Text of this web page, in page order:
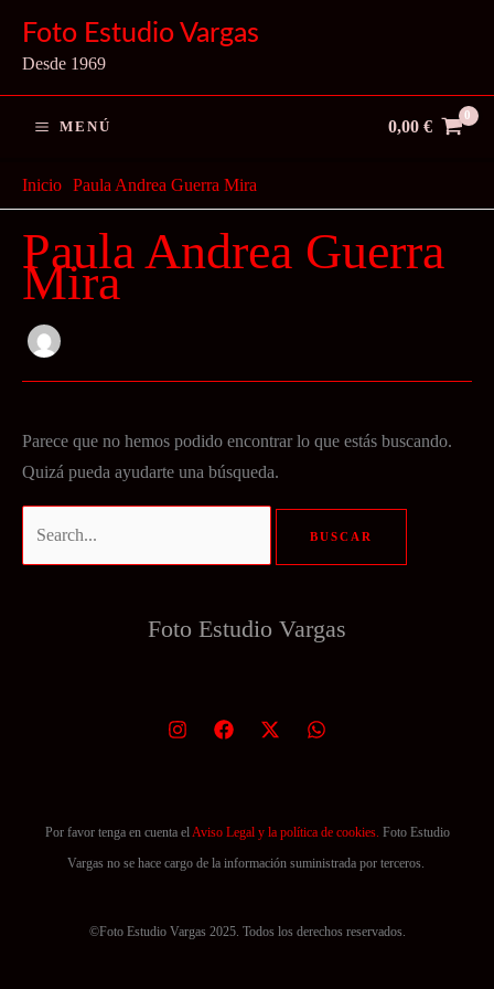
contenido
Foto Estudio Vargas
Desde 1969
MENÚ 0,00 €
Inicio Paula Andrea Guerra Mira
Paula Andrea Guerra
Mira
Parece que no hemos podido encontrar lo que estás buscando.
Quizá pueda ayudarte una búsqueda.
Foto Estudio Vargas
Por favor tenga en cuenta elAviso Legal y la política de cookies. Foto Estudio
Vargas no se hace cargo de la información suministrada por terceros.
©Foto Estudio Vargas 2025. Todos los derechos reservados.